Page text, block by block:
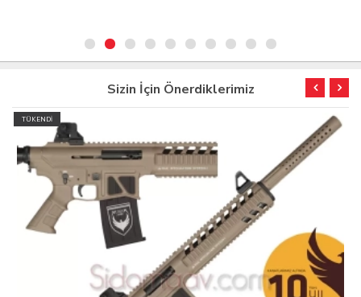
Sizin İçin Önerdiklerimiz
TÜKENDİ